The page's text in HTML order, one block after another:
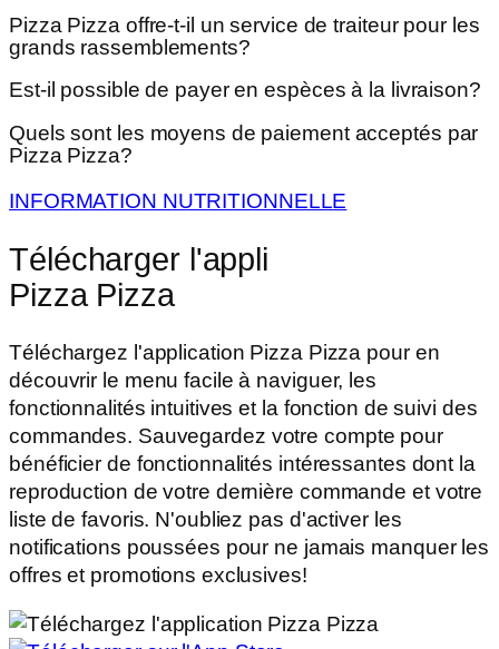
Pizza Pizza offre-t-il un service de traiteur pour les
grands rassemblements?
Est-il possible de payer en espèces à la livraison?
Quels sont les moyens de paiement acceptés par
Pizza Pizza?
INFORMATION NUTRITIONNELLE
Télécharger l'appli
Pizza Pizza
Téléchargez l'application Pizza Pizza pour en
découvrir le menu facile à naviguer, les
fonctionnalités intuitives et la fonction de suivi des
commandes. Sauvegardez votre compte pour
bénéficier de fonctionnalités intéressantes dont la
reproduction de votre dernière commande et votre
liste de favoris. N'oubliez pas d'activer les
notifications poussées pour ne jamais manquer les
offres et promotions exclusives!